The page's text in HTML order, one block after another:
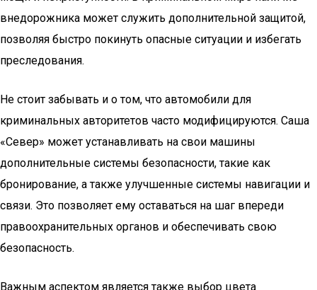
внедорожника может служить дополнительной защитой,
позволяя быстро покинуть опасные ситуации и избегать
преследования.
Не стоит забывать и о том, что автомобили для
криминальных авторитетов часто модифицируются. Саша
«Север» может устанавливать на свои машины
дополнительные системы безопасности, такие как
бронирование, а также улучшенные системы навигации и
связи. Это позволяет ему оставаться на шаг впереди
правоохранительных органов и обеспечивать свою
безопасность.
Важным аспектом является также выбор цвета